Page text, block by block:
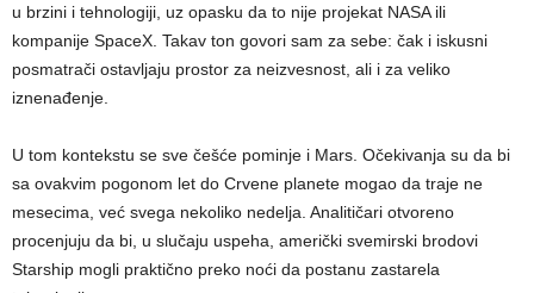
u brzini i tehnologiji, uz opasku da to nije projekat NASA ili
kompanije SpaceX. Takav ton govori sam za sebe: čak i iskusni
posmatrači ostavljaju prostor za neizvesnost, ali i za veliko
iznenađenje.
U tom kontekstu se sve češće pominje i Mars. Očekivanja su da bi
sa ovakvim pogonom let do Crvene planete mogao da traje ne
mesecima, već svega nekoliko nedelja. Analitičari otvoreno
procenjuju da bi, u slučaju uspeha, američki svemirski brodovi
Starship mogli praktično preko noći da postanu zastarela